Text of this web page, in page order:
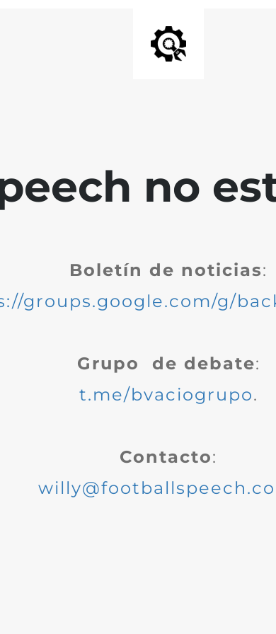
no
Boletín de noticias:
groups.google.com/g/
Grupo de debate:
t.me/bvaciogrupo.
Contacto: